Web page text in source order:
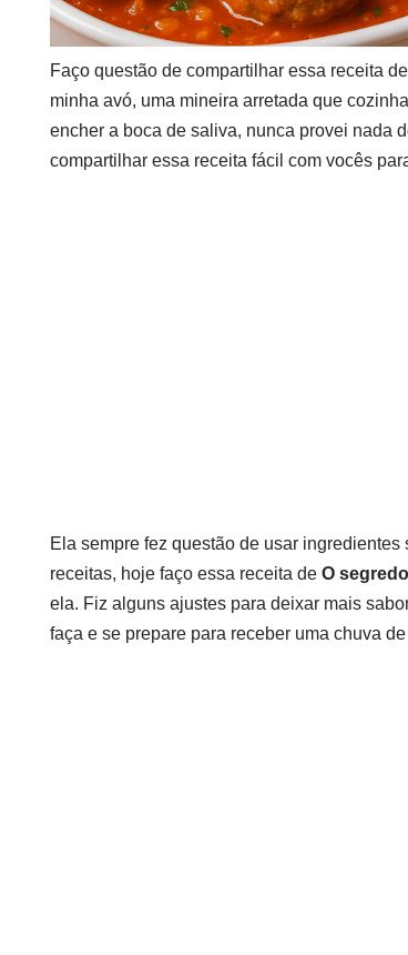
Faço questão de compartilhar essa receita de
minha avó, uma mineira arretada que
encher a boca de saliva, nunca provei nada
compartilhar essa receita fácil com vocês
Ela sempre fez questão de usar
receitas, hoje faço essa receita de O
ela. Fiz alguns ajustes para deixar mais
faça e se prepare para receber uma chuva